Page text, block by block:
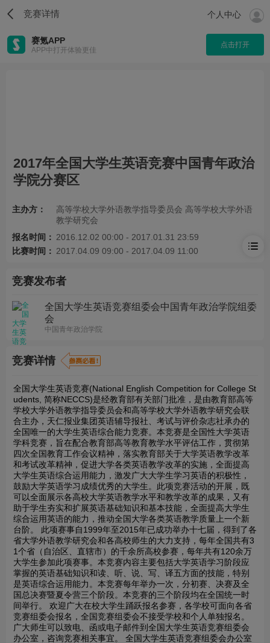
竞赛详情 个人中心
赛氪APP
APP中打开体验更佳
点击打开
2017年全国大学生英语竞赛中国青年政治
学院分赛区
主办方：
高等学校大学外语教学指导委员会 高等学校大学外语
教学研究会
报名时间： 2016.12.02 00:00 - 2017.01.31 23:59
比赛时间： 2017.04.09 09:00 - 2017.04.09 11:00
竞赛发布者
全国大学生英语竞赛组委会中国青年政治学院组委
会
中国青年政治学院
竞赛详情
全国大学生英语竞赛(National English Competition for College St
udents, 简称NECCS)是经教育部有关部门批准，是由教育部高等
学校大学外语教学指导委员会和高等学校大学外语教学研究会联
合主办，天仁报业集团英语辅导报社、考试与评价杂志社承办的
全国唯一的大学生英语综合能力竞赛。本竞赛是全国性大学英语
学科竞赛，旨在配合教育部高等教育教学水平评估工作，贯彻第
四次全国教育工作会议精神，落实教育部关于大学英语教学改革
和考试改革精神，促进大学各类英语教学改革的实施，全面提高
大学生英语综合运用能力，激发广大大学生学习英语的积极性，
鼓励大学英语学习成绩优秀的大学生。此项竞赛活动的开展，既
可以全面展示各高校大学英语教学水平和教学改革的成果，又有
助于学生夯实和扩展英语基础知识和基本技能，全面提高大学生
综合运用英语的能力，推动全国大学各类英语教学质量上一个新
台阶。 此项赛事自1999年至2015年已成功举办十七届，得到了各
省大学外语教学研究会和各高校师生的大力支持，每年全国共有3
1个省（自治区、直辖市）的千余所高校参赛，每年共有120余万
大学生参加此项赛事。本竞赛内容主要包括大学英语学习阶段应
掌握的英语基础知识和读、听、说、写、译五方面的技能，特别
是英语综合运用能力。本竞赛每年举办一次，分初赛、决赛及全
国总决赛暨夏令营三个阶段。本竞赛的三个阶段均在全国统一时
间举行。 欢迎广大在校大学生踊跃报名参赛，各学校可面向各省
竞赛组委会报名，全国竞赛组委会不接受学校和个人单独报名。
广大师生可以致电、函或电子邮件到全国大学生英语竞赛组委会
办公室，咨询竞赛相关事宜。 全国大学生英语竞赛组委会办公室